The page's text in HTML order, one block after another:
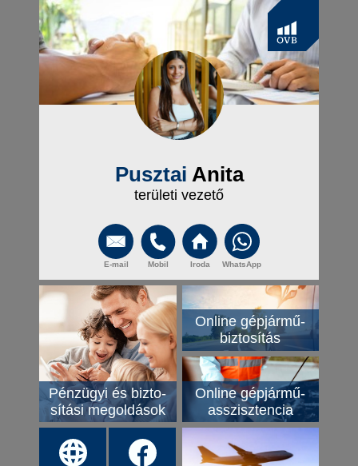
Pusztai Anita
területi vezető
E-mail Mobil Iroda WhatsApp
Pénzügyi és bizto-
sítási megoldások
Online gépjármű-
biztosítás
Online gépjármű-
asszisztencia